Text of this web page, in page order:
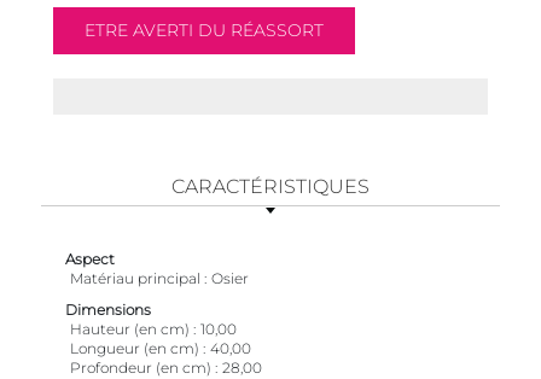
CARACTÉRISTIQUES
Aspect
Matériau principal
Osier
Dimensions
Hauteur (en cm)
10,00
Longueur (en cm)
40,00
Profondeur (en cm)
28,00